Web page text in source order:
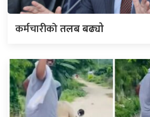
कर्मचारीकोतलब बढ्यो